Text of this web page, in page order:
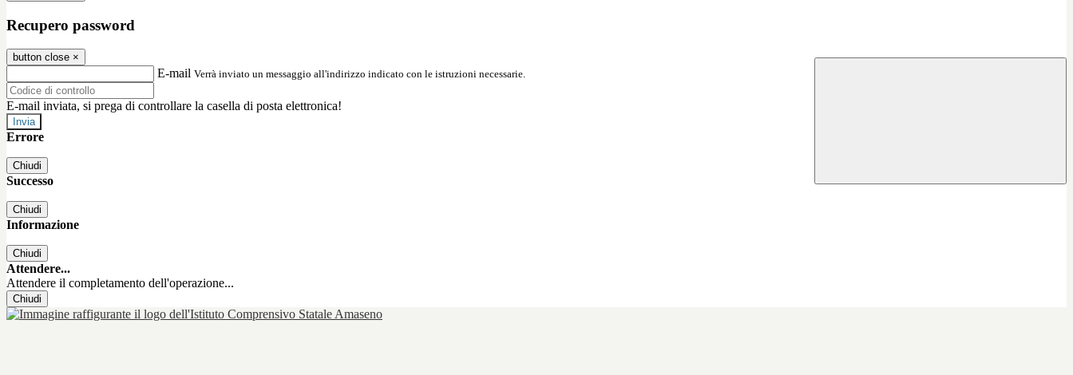
Recupero password
button close ×
E-mail Verrà inviato un messaggio all'indirizzo indicato con le istruzioni necessarie.
E-mail inviata, si prega di controllare la casella di posta elettronica!
Errore
Chiudi
Successo
Chiudi
Informazione
Chiudi
Attendere...
Attendere il completamento dell'operazione...
Chiudi